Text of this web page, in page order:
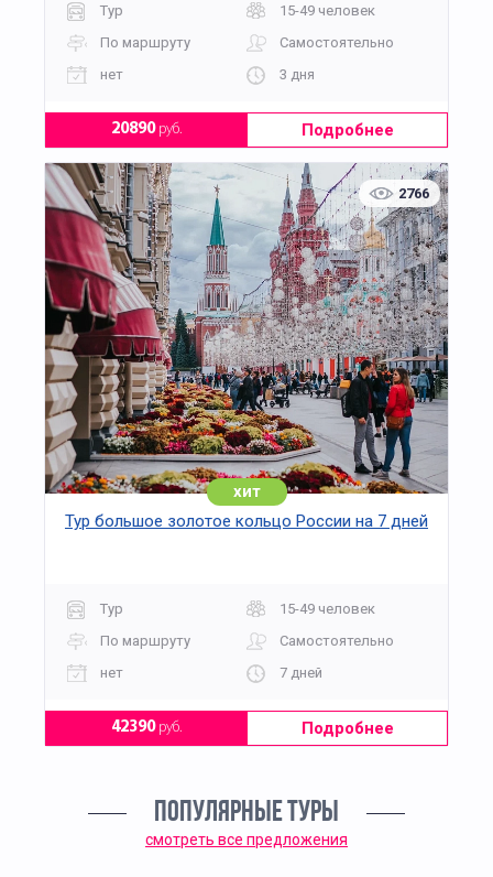
Тур
15-49 человек
По маршруту
Самостоятельно
нет
3 дня
20890руб. Подробнее
2766
хит
Тур большое золотое кольцо России на 7 дней
Тур
15-49 человек
По маршруту
Самостоятельно
нет
7 дней
42390руб. Подробнее
ПОПУЛЯРНЫЕ ТУРЫ
смотреть все предложения